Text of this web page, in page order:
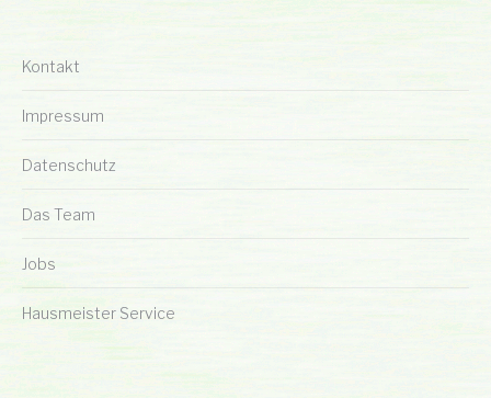
Kontakt
Impressum
Datenschutz
Das Team
Jobs
Hausmeister Service